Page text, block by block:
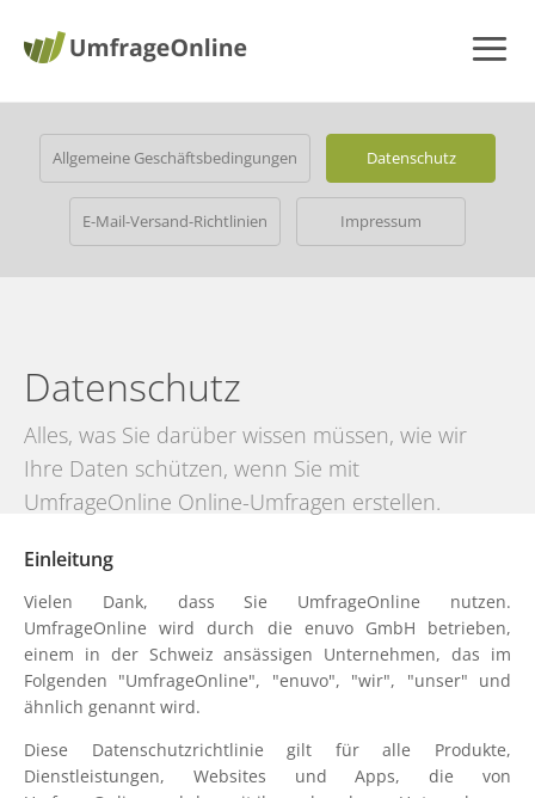
Allgemeine Geschäftsbedingungen Datenschutz
E-Mail-Versand-Richtlinien Impressum
Datenschutz
Alles, was Sie darüber wissen müssen, wie wir
Ihre Daten schützen, wenn Sie mit
UmfrageOnline Online-Umfragen erstellen.
Einleitung
Vielen Dank, dass Sie UmfrageOnline nutzen.
UmfrageOnline wird durch die enuvo GmbH betrieben,
einem in der Schweiz ansässigen Unternehmen, das im
Folgenden "UmfrageOnline", "enuvo", "wir", "unser" und
ähnlich genannt wird.
Diese Datenschutzrichtlinie gilt für alle Produkte,
Dienstleistungen, Websites und Apps, die von